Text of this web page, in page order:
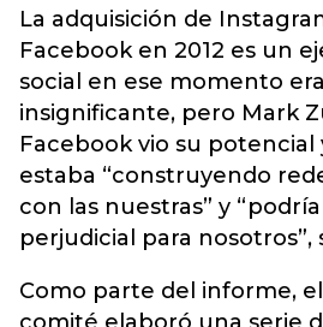
La adquisición de
Facebook en 2012 es un
social en ese momento
insignificante, pero Mark
Facebook vio su potencial
estaba “construyendo
con las nuestras” y
perjudicial para
Como parte del informe,